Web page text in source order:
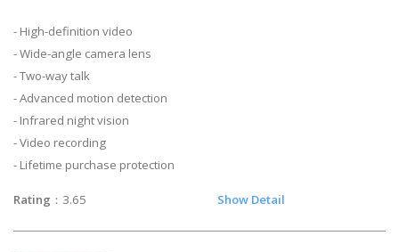
- High-definition video
- Wide-angle camera lens
- Two-way talk
- Advanced motion detection
- Infrared night vision
- Video recording
- Lifetime purchase protection
Rating ：3.65 Show Detail